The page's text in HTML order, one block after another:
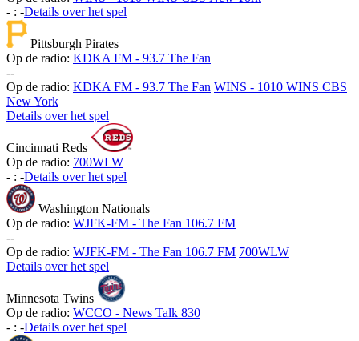
- : -Details over het spel
Pittsburgh Pirates
Op de radio: KDKA FM - 93.7 The Fan
--
Op de radio: KDKA FM - 93.7 The Fan WINS - 1010 WINS CBS
New York
Details over het spel
Cincinnati Reds
Op de radio: 700WLW
- : -Details over het spel
Washington Nationals
Op de radio: WJFK-FM - The Fan 106.7 FM
--
Op de radio: WJFK-FM - The Fan 106.7 FM 700WLW
Details over het spel
Minnesota Twins
Op de radio: WCCO - News Talk 830
- : -Details over het spel